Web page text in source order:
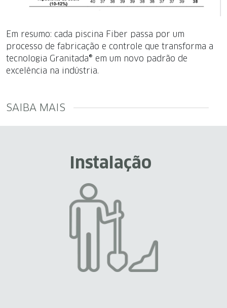
Em resumo: cada piscina Fiber passa por um
processo de fabricação e controle que transforma a
tecnologia Granitada® em um novo padrão de
excelência na indústria.
SAIBA MAIS
Instalação